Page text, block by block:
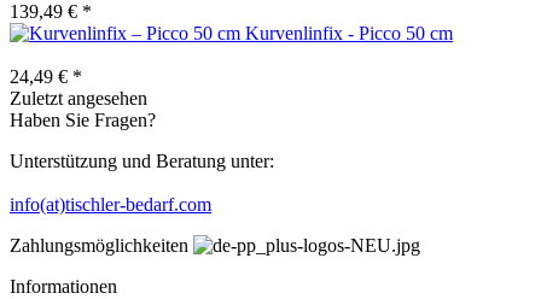
139,49 € *
Kurvenlinfix - Picco 50 cm
24,49 € *
Zuletzt angesehen
Haben Sie Fragen?
Unterstützung und Beratung unter:
info(at)tischler-bedarf.com
Zahlungsmöglichkeiten
Informationen